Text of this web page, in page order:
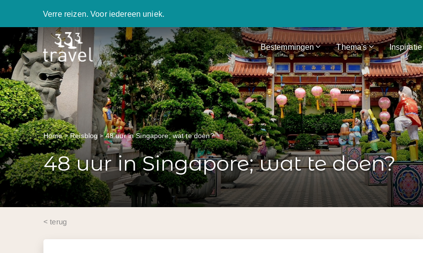
Verre reizen. Voor iedereen uniek.
Bestemmingen Thema's Inspiratie
Home Reisblog 48 uur in Singapore; wat te doen?
48 uur in Singapore; wat te doen?
< terug